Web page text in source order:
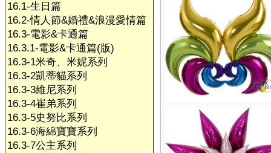
16.1-生日篇
16.2-情人節&婚禮&浪漫愛情篇
16.3-電影&卡通篇
16.3.1-電影&卡通篇(版)
16.3-1米奇、米妮系列
16.3-2凱蒂貓系列
16.3-3維尼系列
16.3-4崔弟系列
16.3-5史努比系列
16.3-6海綿寶寶系列
16.3-7公主系列